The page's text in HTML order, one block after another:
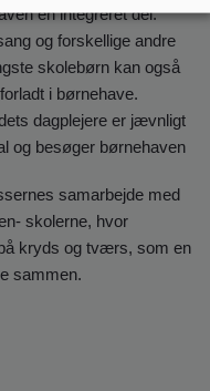
en integreret del.
og forskellige andre
skolebørn kan også
i børnehave.
dagplejere er jævnligt
og besøger børnehaven
samarbejde med
skolerne, hvor
kryds og tværs, som en
sammen.